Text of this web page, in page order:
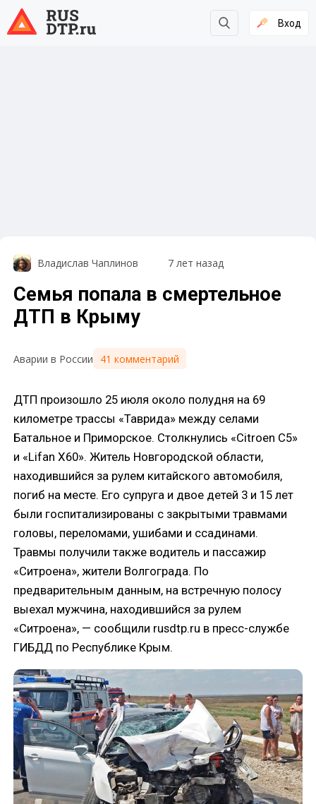
Вход
Владислав Чаплинов 7 лет назад
Семья попала в смертельное
ДТП в Крыму
Аварии в России 41 комментарий
ДТП произошло 25 июля около полудня на 69
километре трассы «Таврида» между селами
Батальное и Приморское. Столкнулись «Citroen C5»
и «Lifan X60». Житель Новгородской области,
находившийся за рулем китайского автомобиля,
погиб на месте. Его супруга и двое детей 3 и 15 лет
были госпитализированы с закрытыми травмами
головы, переломами, ушибами и ссадинами.
Травмы получили также водитель и пассажир
«Ситроена», жители Волгограда. По
предварительным данным, на встречную полосу
выехал мужчина, находившийся за рулем
«Ситроена», — сообщили rusdtp.ru в пресс-службе
ГИБДД по Республике Крым.